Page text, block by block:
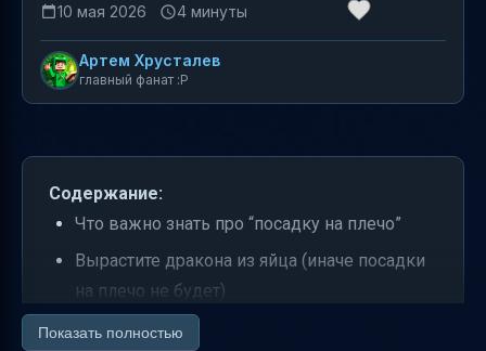
10 мая 2026 4 минуты
Артем Хрусталев
главный фанат :P
Содержание:
Что важно знать про “посадку на плечо”
Вырастите дракона из яйца (иначе посадки
на плечо не будет)
Посадка дракончика на плечо: что нажать
Показать полностью